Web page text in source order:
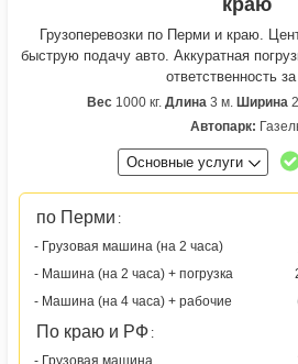
Грузоперевозки по Перми и краю.
быструю подачу авто. Аккуратная
ответственность за
Вес 1000 кг. Длина 3 м. Ширина
Автопарк:
Основные услуги
по Перми :
- Грузовая машина (на 2 часа)
- Машина (на 2 часа) + погрузка
- Машина (на 4 часа) + рабочие
По краю и РФ :
- Грузовая машина